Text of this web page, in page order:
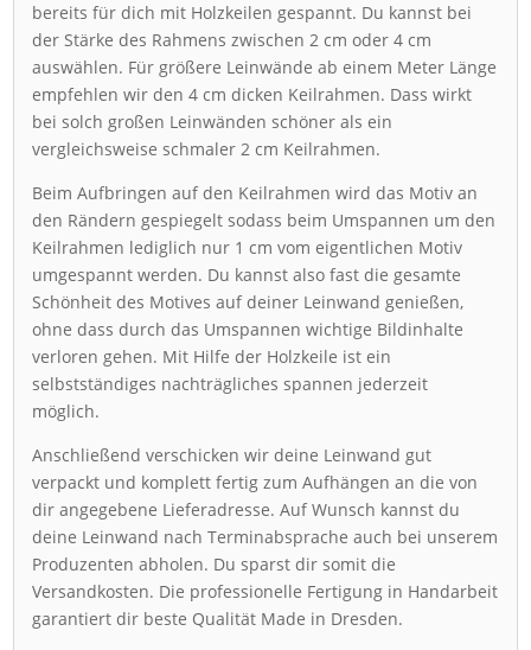
bereits für dich mit Holzkeilen gespannt. Du kannst bei
der Stärke des Rahmens zwischen 2 cm oder 4 cm
auswählen. Für größere Leinwände ab einem Meter Länge
empfehlen wir den 4 cm dicken Keilrahmen. Dass wirkt
bei solch großen Leinwänden schöner als ein
vergleichsweise schmaler 2 cm Keilrahmen.
Beim Aufbringen auf den Keilrahmen wird das Motiv an
den Rändern gespiegelt sodass beim Umspannen um den
Keilrahmen lediglich nur 1 cm vom eigentlichen Motiv
umgespannt werden. Du kannst also fast die gesamte
Schönheit des Motives auf deiner Leinwand genießen,
ohne dass durch das Umspannen wichtige Bildinhalte
verloren gehen. Mit Hilfe der Holzkeile ist ein
selbstständiges nachträgliches spannen jederzeit
möglich.
Anschließend verschicken wir deine Leinwand gut
verpackt und komplett fertig zum Aufhängen an die von
dir angegebene Lieferadresse. Auf Wunsch kannst du
deine Leinwand nach Terminabsprache auch bei unserem
Produzenten abholen. Du sparst dir somit die
Versandkosten. Die professionelle Fertigung in Handarbeit
garantiert dir beste Qualität Made in Dresden.